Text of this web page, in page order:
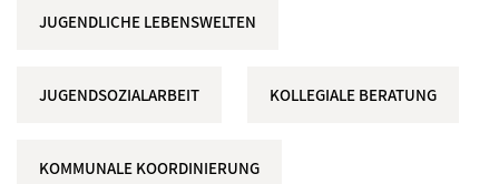
JUGENDLICHE LEBENSWELTEN
JUGENDSOZIALARBEIT KOLLEGIALE BERATUNG
KOMMUNALE KOORDINIERUNG